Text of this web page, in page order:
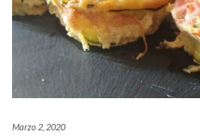
Marzo 2, 2020